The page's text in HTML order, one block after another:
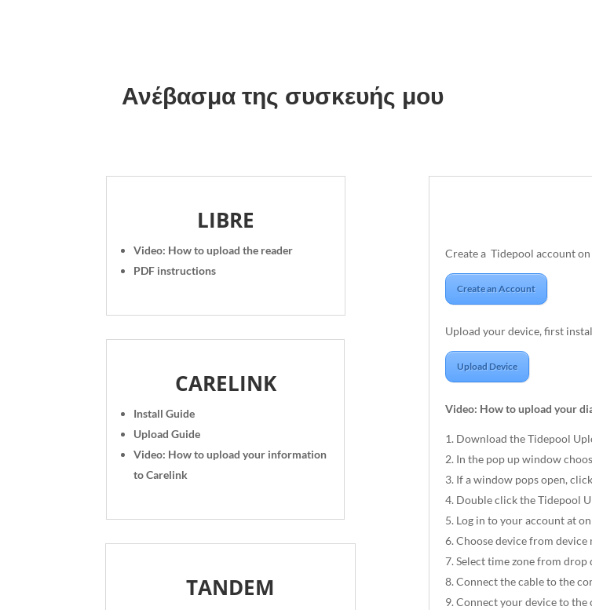
Ανέβασμα της συσκευής μου
LIBRE
Video: How to upload the reader
PDF instructions
CARELINK
Install Guide
Upload Guide
Video: How to upload your information
to Carelink
TANDEM
Create a Tidepool account
Create an Account
Upload your device, first
Upload Device
Video: How to upload your
Download the Tidepool
In the pop up window
If a window pops open,
Double click the Tidepool
Log in to your account at
Choose device from device
Select time zone from
Connect the cable to the
Connect your device to the